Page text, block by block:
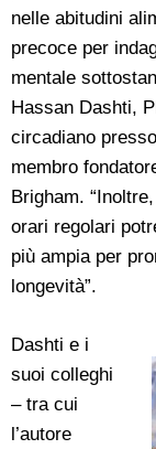
nelle abitudini
precoce per
mentale
Hassan Dashti,
circadiano
membro
Brigham.
orari regolari
più ampia per
longevità”.
Dashti e i
suoi colleghi
– tra cui
l’autore